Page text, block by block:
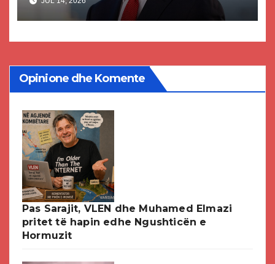
paligjshëm të selisë së VMRO-
DPMNE-së
Opinione dhe Komente
Pas Sarajit, VLEN dhe Muhamed Elmazi
pritet të hapin edhe Ngushticën e
Hormuzit